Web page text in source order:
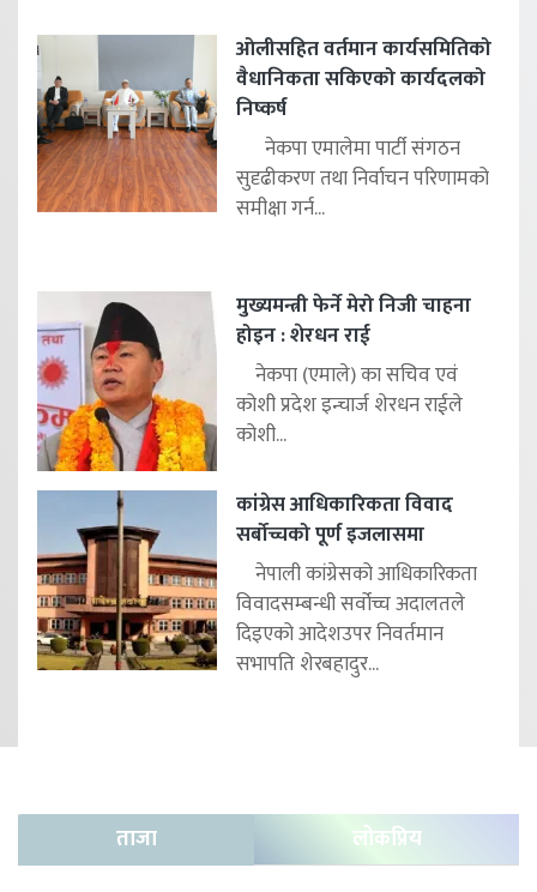
ओलीसहित वर्तमान कार्यसमितिको
वैधानिकता सकिएको कार्यदलको
निष्कर्ष
नेकपा एमालेमा पार्टी संगठन
सुदृढीकरण तथा निर्वाचन परिणामको
समीक्षा गर्न...
मुख्यमन्त्री फेर्ने मेरो निजी चाहना
होइन : शेरधन राई
नेकपा (एमाले) का सचिव एवं
कोशी प्रदेश इन्चार्ज शेरधन राईले
कोशी...
कांग्रेस आधिकारिकता विवाद
सर्बोच्चको पूर्ण इजलासमा
नेपाली कांग्रेसको आधिकारिकता
विवादसम्बन्धी सर्वोच्च अदालतले
दिइएको आदेशउपर निवर्तमान
सभापति शेरबहादुर...
ताजा लोकप्रिय